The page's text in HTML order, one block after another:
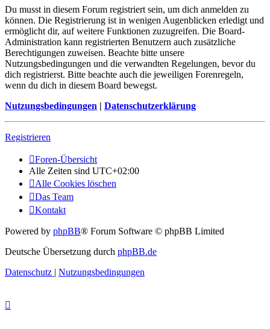
Du musst in diesem Forum registriert sein, um dich anmelden zu
können. Die Registrierung ist in wenigen Augenblicken erledigt und
ermöglicht dir, auf weitere Funktionen zuzugreifen. Die Board-
Administration kann registrierten Benutzern auch zusätzliche
Berechtigungen zuweisen. Beachte bitte unsere
Nutzungsbedingungen und die verwandten Regelungen, bevor du
dich registrierst. Bitte beachte auch die jeweiligen Forenregeln,
wenn du dich in diesem Board bewegst.
Nutzungsbedingungen | Datenschutzerklärung
Registrieren
Foren-Übersicht
Alle Zeiten sind UTC+02:00
Alle Cookies löschen
Das Team
Kontakt
Powered by phpBB® Forum Software © phpBB Limited
Deutsche Übersetzung durch phpBB.de
Datenschutz | Nutzungsbedingungen